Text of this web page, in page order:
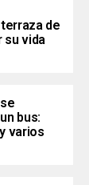
de
su vida
bus:
varios